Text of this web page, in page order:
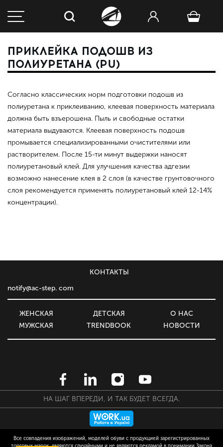
ПРИКЛЕЙКА ПОДОШВ ИЗ
ПОЛИУРЕТАНА (PU)
Согласно классических норм подготовки подошв из
полиуретана к приклеиванию, клеевая поверхность материала
должна быть взъерошена. Пыль и свободные остатки
материала выдуваются. Клеевая поверхность подошв
промывается специализированными очистителями или
растворителем. После 15-ти минут выдержки наносят
полиуретановый клей. Для улучшения качества адгезии
возможно нанесение клея в 2 слоя (в качестве грунтовочного
слоя рекомендуется применять полиуретановый клей 12-14%
концентрации).
ЖЕНСКАЯ
МУЖСКАЯ
ДЕТСКАЯ
О НАС
TRENDBOOK
НОВОСТИ
КОНТАКТЫ
notify@ac-step. com
НА ШАГ ВПЕРЕДИ, И ТАК БУДЕТ ВСЕГДА.
Все совпадения изображений, моделей обуви с продукцией зарегистрированных